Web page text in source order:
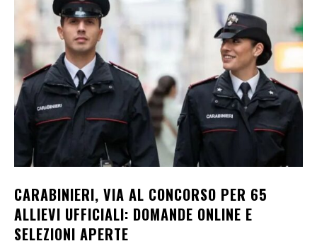
CARABINIERI, VIA AL CONCORSO PER 65
ALLIEVI UFFICIALI: DOMANDE ONLINE E
SELEZIONI APERTE